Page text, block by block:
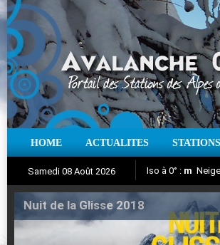
HOME ACTUALITES STATIONS
Samedi 08 Août 2026 Iso à 0° : m
Nuit de la Glisse 2018